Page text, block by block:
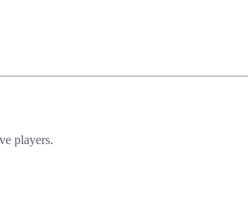
players.